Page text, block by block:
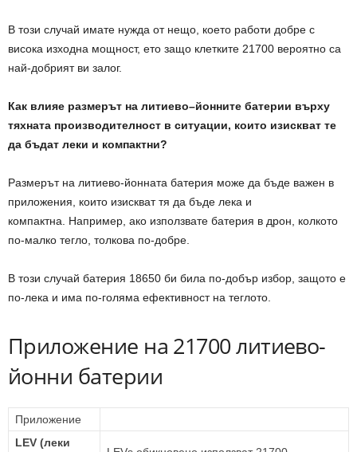
В този случай имате нужда от нещо, което работи добре с
висока изходна мощност, ето защо клетките 21700 вероятно са
най-добрият ви залог.
Как влияе размерът на литиево–йонните батерии върху
тяхната производителност в ситуации, които изискват те
да бъдат леки и компактни?
Размерът на литиево-йонната батерия може да бъде важен в
приложения, които изискват тя да бъде лека и
компактна. Например, ако използвате батерия в дрон, колкото
по-малко тегло, толкова по-добре.
В този случай батерия 18650 би била по-добър избор, защото е
по-лека и има по-голяма ефективност на теглото.
Приложение на 21700 литиево-
йонни батерии
Приложение
LEV (леки